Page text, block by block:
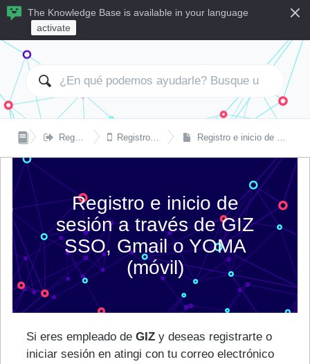
The Knowledge Base is available in your language
activate
 Registro e inicio de sesión  Registro e inicio de sesión en móvil Registro e inicio de sesión a través de GIZ SSO, Gmail o YOMA (móvil)
Registro e inicio de
sesión a través de GIZ
SSO, Gmail o YOMA
(móvil)
Si eres empleado de GIZ y deseas registrarte o
iniciar sesión en atingi con tu correo electrónico